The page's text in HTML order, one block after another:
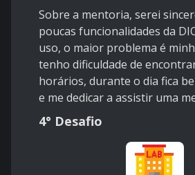
Sobre a mentoria, serei
poucas funcionalidades da
uso, o maior problema é
tenho dificuldade de
horários, durante o dia fica
e me dedicar a assistir uma
4° Desafio